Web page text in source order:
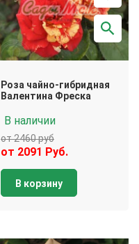
Роза чайно-гибридная
Валентина Фреска
В наличии
от 2460 руб
от 2091 Руб.
В корзину